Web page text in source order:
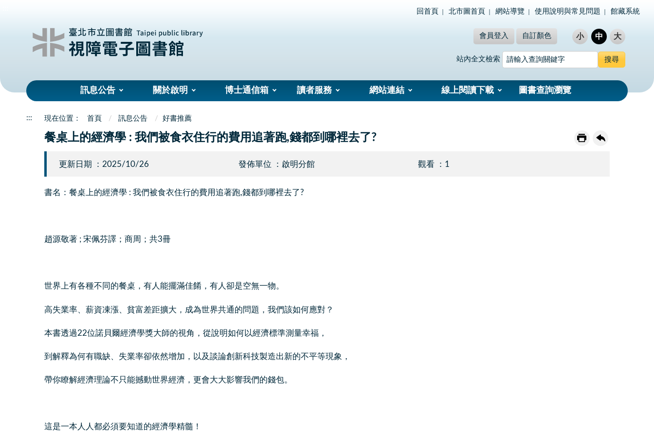
回首頁 北市圖首頁 網站導覽 使用說明與常見問題 館藏系統
會員登入 自訂顏色 小 中 大
站內全文檢索
訊息公告 關於啟明 博士通信箱 讀者服務 網站連結 線上閱讀下載 圖書查詢瀏覽
::: 首頁 訊息公告 好書推薦
餐桌上的經濟學 : 我們被食衣住行的費用追著跑,錢都到哪裡去了?
更新日期 ：2025/10/26 發佈單位 ：啟明分館 觀看 ：1
書名：餐桌上的經濟學 : 我們被食衣住行的費用追著跑,錢都到哪裡去了?
趙源敬著 ; 宋佩芬譯；商周；共3冊
世界上有各種不同的餐桌，有人能擺滿佳餚，有人卻是空無一物。
高失業率、薪資凍漲、貧富差距擴大，成為世界共通的問題，我們該如何應對？
本書透過22位諾貝爾經濟學獎大師的視角，從說明如何以經濟標準測量幸福，
到解釋為何有職缺、失業率卻依然增加，以及談論創新科技製造出新的不平等現象，
帶你瞭解經濟理論不只能撼動世界經濟，更會大大影響我們的錢包。
這是一本人人都必須要知道的經濟學精髓！